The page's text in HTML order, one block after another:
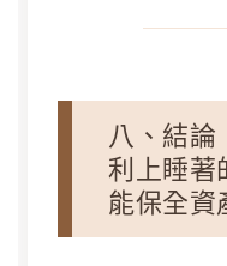
八、結論
利上睡著
能保全資